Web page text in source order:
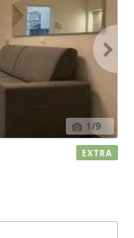
1/9
EXTRA